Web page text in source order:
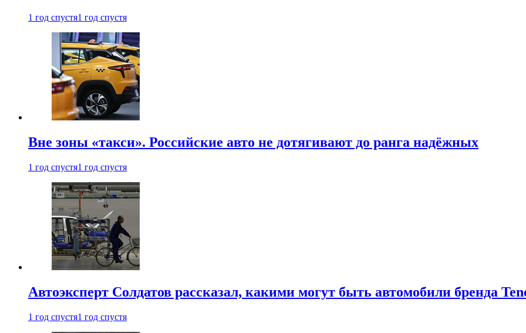
1 год спустя1 год спустя
Вне зоны «такси». Российские авто не дотягивают до ранга надёжных
1 год спустя1 год спустя
Автоэксперт Солдатов рассказал, какими могут быть автомобили бренда
1 год спустя1 год спустя